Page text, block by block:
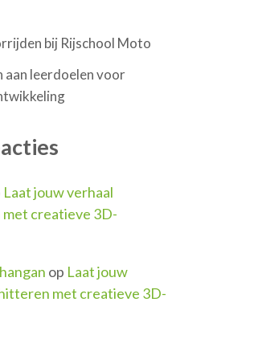
bij Rijschool Moto
leerdoelen voor
Laat jouw verhaal
creatieve 3D-
op Laat jouw
met creatieve 3D-